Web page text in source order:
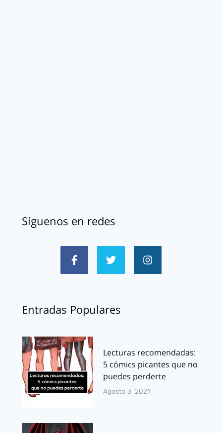
Síguenos en redes
Entradas Populares
Lecturas recomendadas:
5 cómics picantes que no
puedes perderte
Agosto 3, 2021